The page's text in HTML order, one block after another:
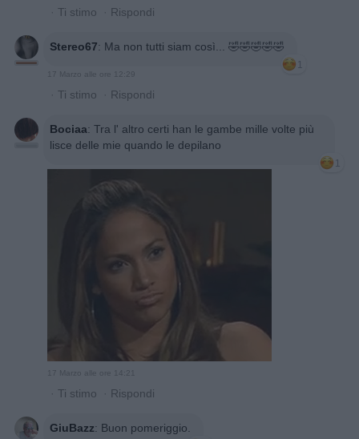
· Ti stimo · Rispondi
Stereo67: Ma non tutti siam così... 🤣🤣🤣🤣🤣
1
17 Marzo alle ore 12:29
· Ti stimo · Rispondi
Bociaa: Tra l' altro certi han le gambe mille volte più
lisce delle mie quando le depilano
1
17 Marzo alle ore 14:21
· Ti stimo · Rispondi
GiuBazz: Buon pomeriggio.